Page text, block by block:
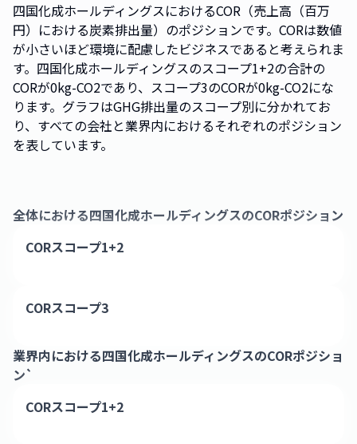
四国化成ホールディングスにおけるCOR（売上高（百万
円）における炭素排出量）のポジションです。CORは数値
が小さいほど環境に配慮したビジネスであると考えられま
す。四国化成ホールディングスのスコープ1+2の合計の
CORが0kg-CO2であり、スコープ3のCORが0kg-CO2にな
ります。グラフはGHG排出量のスコープ別に分かれてお
り、すべての会社と業界内におけるそれぞれのポジション
を表しています。
全体における四国化成ホールディングスのCORポジション
CORスコープ1+2
CORスコープ3
業界内における四国化成ホールディングスのCORポジショ
ン`
CORスコープ1+2